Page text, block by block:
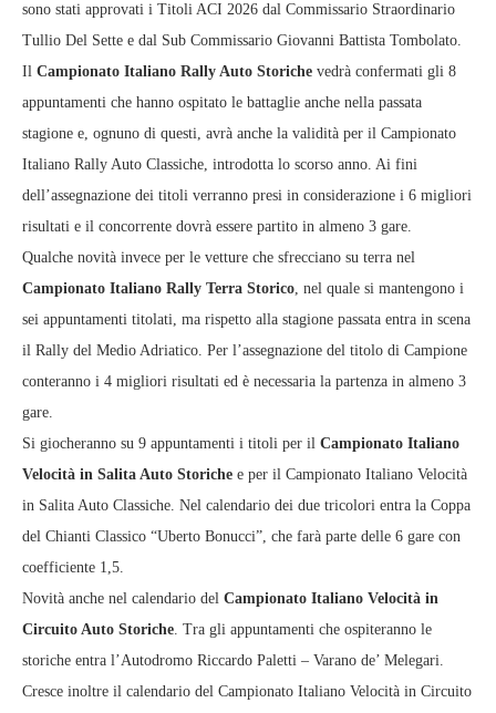
sono stati approvati i Titoli ACI 2026 dal Commissario Straordinario
Tullio Del Sette e dal Sub Commissario Giovanni Battista Tombolato.
Il Campionato Italiano Rally Auto Storiche vedrà confermati gli 8
appuntamenti che hanno ospitato le battaglie anche nella passata
stagione e, ognuno di questi, avrà anche la validità per il Campionato
Italiano Rally Auto Classiche, introdotta lo scorso anno. Ai fini
dell’assegnazione dei titoli verranno presi in considerazione i 6 migliori
risultati e il concorrente dovrà essere partito in almeno 3 gare.
Qualche novità invece per le vetture che sfrecciano su terra nel
Campionato Italiano Rally Terra Storico, nel quale si mantengono i
sei appuntamenti titolati, ma rispetto alla stagione passata entra in scena
il Rally del Medio Adriatico. Per l’assegnazione del titolo di Campione
conteranno i 4 migliori risultati ed è necessaria la partenza in almeno 3
gare.
Si giocheranno su 9 appuntamenti i titoli per il Campionato Italiano
Velocità in Salita Auto Storiche e per il Campionato Italiano Velocità
in Salita Auto Classiche. Nel calendario dei due tricolori entra la Coppa
del Chianti Classico “Uberto Bonucci”, che farà parte delle 6 gare con
coefficiente 1,5.
Novità anche nel calendario del Campionato Italiano Velocità in
Circuito Auto Storiche. Tra gli appuntamenti che ospiteranno le
storiche entra l’Autodromo Riccardo Paletti – Varano de’ Melegari.
Cresce inoltre il calendario del Campionato Italiano Velocità in Circuito